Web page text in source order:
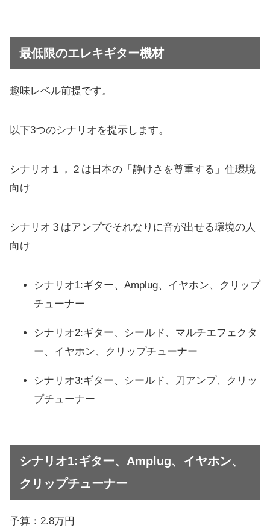
最低限のエレキギター機材
趣味レベル前提です。
以下3つのシナリオを提示します。
シナリオ１，２は日本の「静けさを尊重する」住環境
向け
シナリオ３はアンプでそれなりに音が出せる環境の人
向け
シナリオ1:ギター、Amplug、イヤホン、クリップ
チューナー
シナリオ2:ギター、シールド、マルチエフェクタ
ー、イヤホン、クリップチューナー
シナリオ3:ギター、シールド、刀アンプ、クリッ
プチューナー
シナリオ1:ギター、Amplug、イヤホン、
クリップチューナー
予算：2.8万円